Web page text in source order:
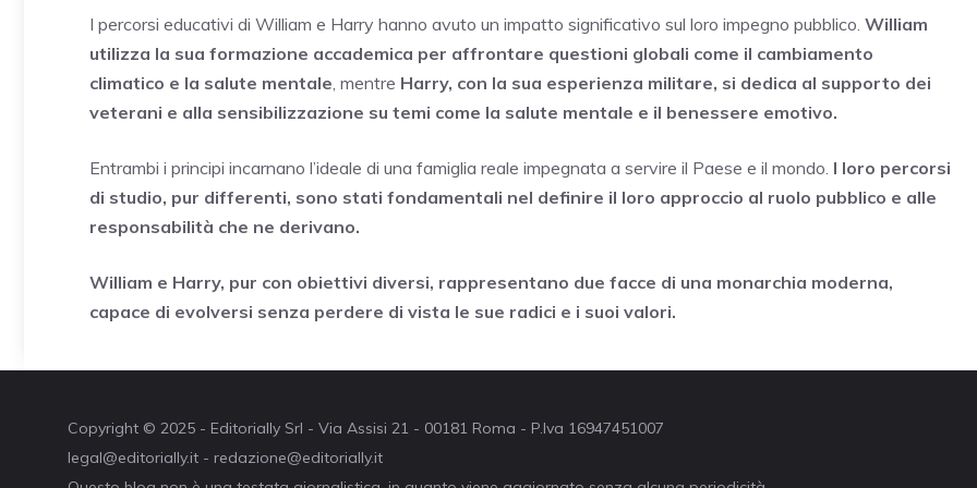
I percorsi educativi di William e Harry hanno avuto un impatto significativo sul loro impegno pubblico. William
utilizza la sua formazione accademica per affrontare questioni globali come il cambiamento
climatico e la salute mentale , mentre Harry, con la sua esperienza militare, si dedica al supporto dei
veterani e alla sensibilizzazione su temi come la salute mentale e il benessere emotivo.
Entrambi i principi incarnano l’ideale di una famiglia reale impegnata a servire il Paese e il mondo. I loro percorsi
di studio, pur differenti, sono stati fondamentali nel definire il loro approccio al ruolo pubblico e alle
responsabilità che ne derivano.
William e Harry, pur con obiettivi diversi, rappresentano due facce di una monarchia moderna,
capace di evolversi senza perdere di vista le sue radici e i suoi valori.
Copyright © 2025 - Editorially Srl - Via Assisi 21 - 00181 Roma - P.Iva 16947451007
legal@editorially.it - redazione@editorially.it